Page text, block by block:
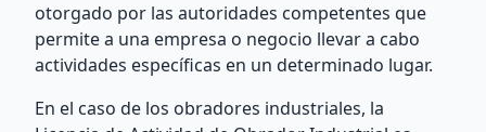
otorgado por las autoridades competentes que
permite a una empresa o negocio llevar a cabo
actividades específicas en un determinado lugar.
En el caso de los obradores industriales, la